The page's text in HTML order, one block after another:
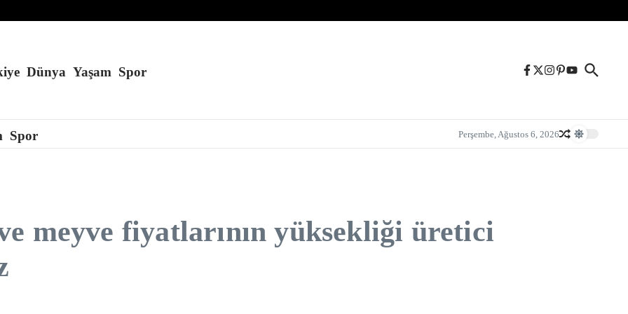
öne sürüldü
Dünya Yaşam Spor
Spor Perşembe, Ağustos 6, 2026
meyve fiyatlarının yüksekliği üretici